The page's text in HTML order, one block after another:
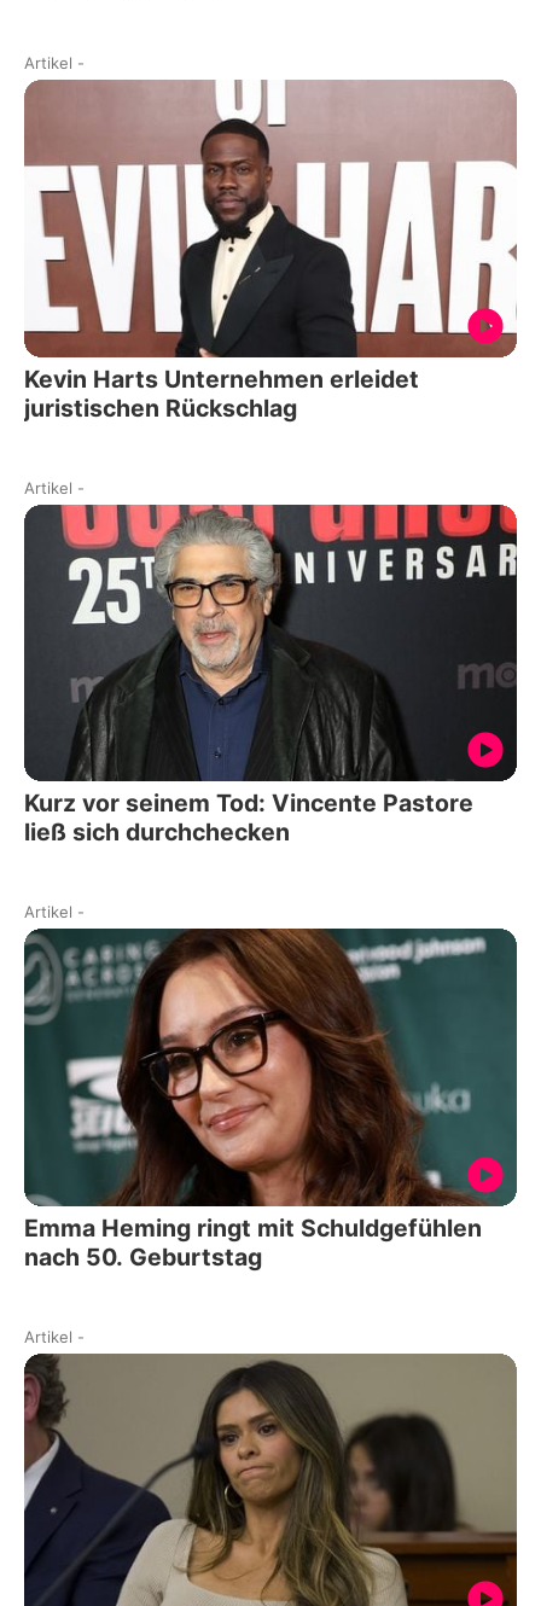
Artikel -
Kevin Harts Unternehmen erleidet
juristischen Rückschlag
Artikel -
Kurz vor seinem Tod: Vincente Pastore
ließ sich durchchecken
Artikel -
Emma Heming ringt mit Schuldgefühlen
nach 50. Geburtstag
Artikel -